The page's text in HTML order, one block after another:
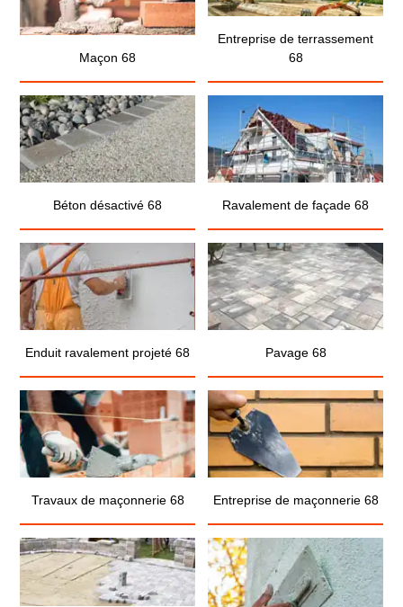
Maçon 68
Entreprise de terrassement
68
Béton désactivé 68 Ravalement de façade 68
Enduit ravalement projeté 68 Pavage 68
Travaux de maçonnerie 68 Entreprise de maçonnerie 68